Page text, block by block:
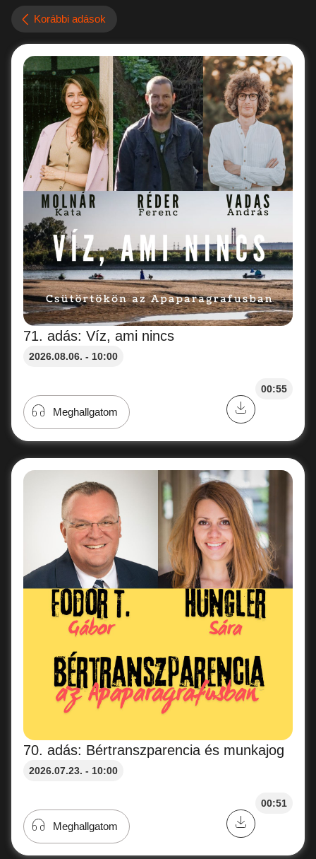
Korábbi adások
71. adás: Víz, ami nincs
2026.08.06. - 10:00
00:55
Meghallgatom
70. adás: Bértranszparencia és munkajog
2026.07.23. - 10:00
00:51
Meghallgatom